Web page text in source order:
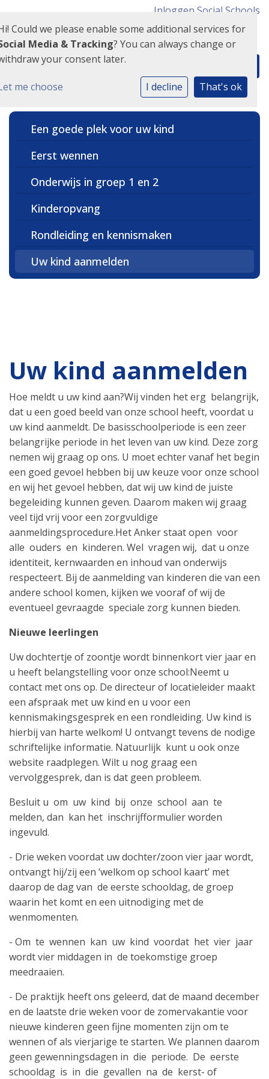
Inloggen Social Schools
Een goede plek voor uw kind
Eerst wennen
Onderwijs in groep 1 en 2
Kinderopvang
Rondleiding en kennismaken
Uw kind aanmelden
Uw kind aanmelden
Hoe meldt u uw kind aan?Wij vinden het erg belangrijk,
dat u een goed beeld van onze school heeft, voordat u
uw kind aanmeldt. De basisschoolperiode is een zeer
belangrijke periode in het leven van uw kind. Deze zorg
nemen wij graag op ons. U moet echter vanaf het begin
een goed gevoel hebben bij uw keuze voor onze school
en wij het gevoel hebben, dat wij uw kind de juiste
begeleiding kunnen geven. Daarom maken wij graag
veel tijd vrij voor een zorgvuldige
aanmeldingsprocedure.Het Anker staat open voor
alle ouders en kinderen. Wel vragen wij, dat u onze
identiteit, kernwaarden en inhoud van onderwijs
respecteert. Bij de aanmelding van kinderen die van een
andere school komen, kijken we vooraf of wij de
eventueel gevraagde speciale zorg kunnen bieden.
Nieuwe leerlingen
Uw dochtertje of zoontje wordt binnenkort vier jaar en
u heeft belangstelling voor onze school:Neemt u
contact met ons op. De directeur of locatieleider maakt
een afspraak met uw kind en u voor een
kennismakingsgesprek en een rondleiding. Uw kind is
hierbij van harte welkom! U ontvangt tevens de nodige
schriftelijke informatie. Natuurlijk kunt u ook onze
website raadplegen. Wilt u nog graag een
vervolggesprek, dan is dat geen probleem.
Besluit u om uw kind bij onze school aan te
melden, dan kan het inschrijfformulier worden
ingevuld.
- Drie weken voordat uw dochter/zoon vier jaar wordt,
ontvangt hij/zij een ‘welkom op school kaart’ met
daarop de dag van de eerste schooldag, de groep
waarin het komt en een uitnodiging met de
wenmomenten.
- Om te wennen kan uw kind voordat het vier jaar
wordt vier middagen in de toekomstige groep
meedraaien.
- De praktijk heeft ons geleerd, dat de maand december
en de laatste drie weken voor de zomervakantie voor
nieuwe kinderen geen fijne momenten zijn om te
wennen of als vierjarige te starten. We plannen daarom
geen gewenningsdagen in die periode. De eerste
schooldag is in die gevallen na de kerst- of
Could we please enable some additional services for
Media & Tracking? You can always change or
your consent later.
me choose I decline That's ok